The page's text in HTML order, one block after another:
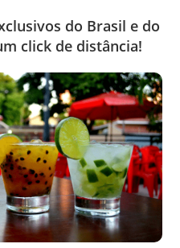
do Brasil e do
click de distância!